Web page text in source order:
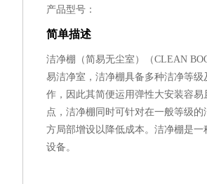
产品型号：
简单描述
洁净棚（简易无尘室）（CLEAN
易洁净室，洁净棚具备多种洁净等
作，因此其简便运用弹性大安装容
点，洁净棚同时可针对在一般等级
方局部增设以降低成本。洁净棚是
设备。